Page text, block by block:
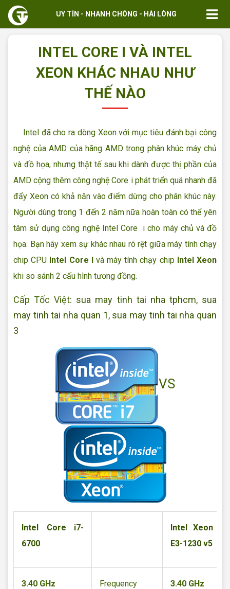
UY TÍN - NHANH CHÓNG - HÀI LÒNG
INTEL CORE I VÀ INTEL
XEON KHÁC NHAU NHƯ
THẾ NÀO
Intel đã cho ra dòng Xeon với mục tiêu đánh bại công
nghệ của AMD của hãng AMD trong phân khúc máy chủ
và đồ họa, nhưng thật tế sau khi dành được thị phần của
AMD cộng thêm công nghệ Core i phát triển quá nhanh đã
đẩy Xeon có khả năn vào điểm dừng cho phân khúc này.
Người dùng trong 1 đến 2 năm nữa hoàn toàn có thể yên
tâm sử dụng công nghệ Intel Core i cho máy chủ và đồ
họa. Bạn hãy xem sự khác nhau rõ rệt giữa máy tính chạy
chip CPU Intel Core Ivà máy tính chạy chip Intel Xeon
khi so sánh 2 cấu hình tương đồng.
Cấp Tốc Việt: sua may tinh tai nha tphcm, sua
may tinh tai nha quan 1, sua may tinh tai nha quan
3
VS
Intel Core i7-
6700
Intel Xeon
E3-1230 v5
3.40 GHz Frequency 3.40 GHz